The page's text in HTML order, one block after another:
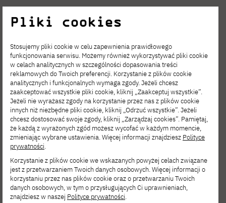
Podobnie oczywista w tym zawodzie jest
przez cyberprzestępców, czyli znajomość
różnych rodzajów ataków, takich jakSQL
Injection, Cross-Site Scripting (XSS)
czy Buffer Overflow.
Co do umiejętności miękkich ważna jest
tu zdolnośćanalitycznego i kreatywnego
myślenia, dociekliwość i spostrzegawczość,
komunikatywność, przydaje się również
odporność na stres.
Pliki cookies
Stosujemy pliki cookie w celu zapewnienia prawidłowego
funkcjonowania serwisu. Możemy również wykorzystywać pliki cookie
w celach analitycznych w szczególności dopasowania treści
reklamowych do Twoich preferencji. Korzystanie z plików cookie
analitycznych i funkcjonalnych wymaga zgody. Jeżeli chcesz
zaakceptować wszystkie pliki cookie, kliknij „Zaakceptuj wszystkie”.
Jeżeli nie wyrażasz zgody na korzystanie przez nas z plików cookie
innych niż niezbędne pliki cookie, kliknij „Odrzuć wszystkie”. Jeżeli
chcesz dostosować swoje zgody, kliknij „Zarządzaj cookies”. Pamiętaj,
że każdą z wyrażonych zgód możesz wycofać w każdym momencie,
zmieniając wybrane ustawienia. Więcej informacji znajdziesz Polityce
prywatności.
Korzystanie z plików cookie we wskazanych powyżej celach związane
jest z przetwarzaniem Twoich danych osobowych. Więcej informacji o
korzystaniu przez nas plików cookie oraz o przetwarzaniu Twoich
danych osobowych, w tym o przysługujących Ci uprawnieniach,
znajdziesz w naszej Polityce prywatności.